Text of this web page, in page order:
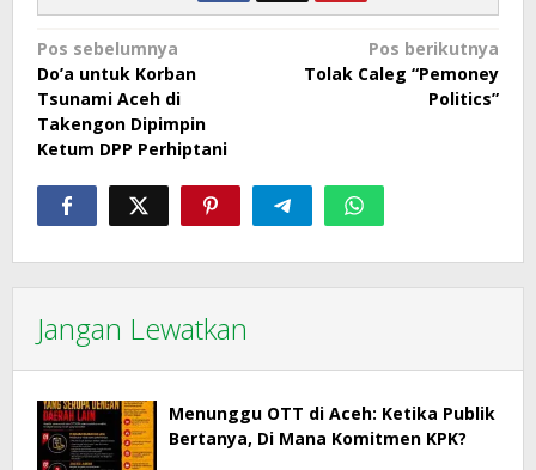
Navigasi
pos
Pos sebelumnya
Do’a untuk Korban
Tsunami Aceh di
Takengon Dipimpin
Ketum DPP Perhiptani
Pos berikutnya
Tolak Caleg “Pemoney
Politics”
Jangan Lewatkan
Menunggu OTT di Aceh: Ketika Publik
Bertanya, Di Mana Komitmen KPK?